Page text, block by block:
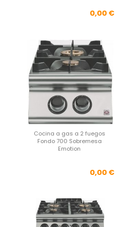
0,00 €
Cocina a gas a 2 fuegos
Fondo 700 Sobremesa
Emotion
0,00 €